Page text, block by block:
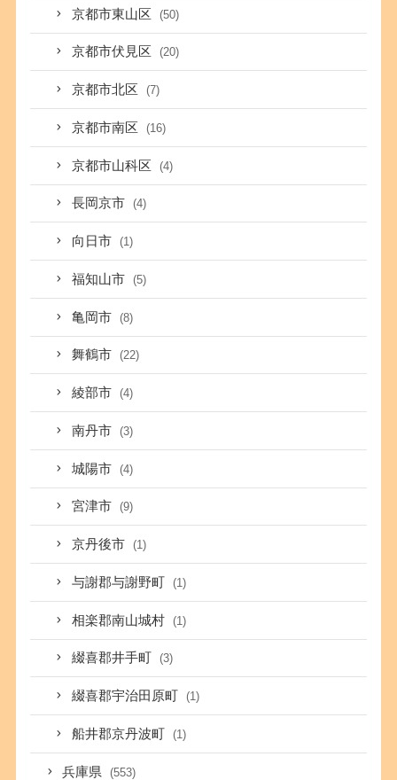
京都市東山区 (50)
京都市伏見区 (20)
京都市北区 (7)
京都市南区 (16)
京都市山科区 (4)
長岡京市 (4)
向日市 (1)
福知山市 (5)
亀岡市 (8)
舞鶴市 (22)
綾部市 (4)
南丹市 (3)
城陽市 (4)
宮津市 (9)
京丹後市 (1)
与謝郡与謝野町 (1)
相楽郡南山城村 (1)
綴喜郡井手町 (3)
綴喜郡宇治田原町 (1)
船井郡京丹波町 (1)
兵庫県 (553)